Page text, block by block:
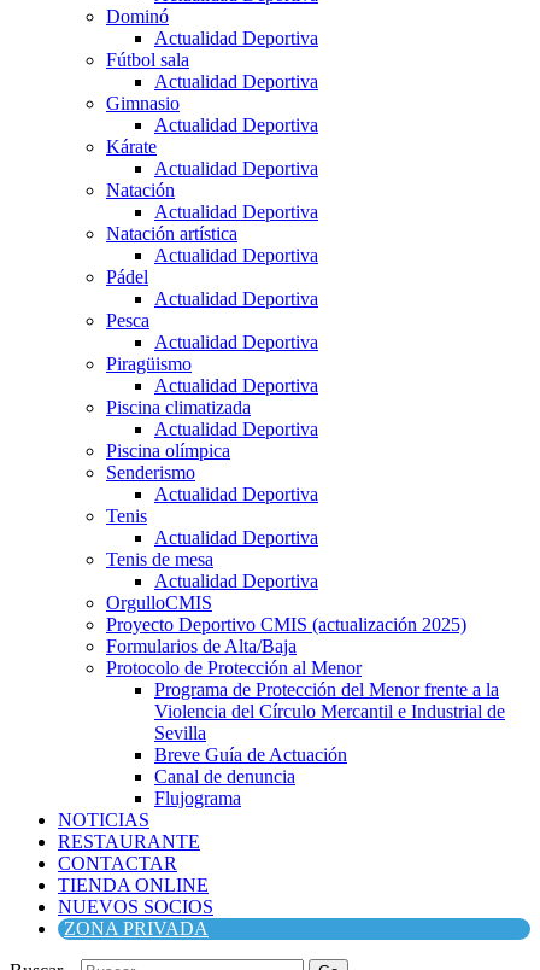
Dominó
Actualidad Deportiva
Fútbol sala
Actualidad Deportiva
Gimnasio
Actualidad Deportiva
Kárate
Actualidad Deportiva
Natación
Actualidad Deportiva
Natación artística
Actualidad Deportiva
Pádel
Actualidad Deportiva
Pesca
Actualidad Deportiva
Piragüismo
Actualidad Deportiva
Piscina climatizada
Actualidad Deportiva
Piscina olímpica
Senderismo
Actualidad Deportiva
Tenis
Actualidad Deportiva
Tenis de mesa
Actualidad Deportiva
OrgulloCMIS
Proyecto Deportivo CMIS (actualización 2025)
Formularios de Alta/Baja
Protocolo de Protección al Menor
Programa de Protección del Menor frente a la
Violencia del Círculo Mercantil e Industrial de
Sevilla
Breve Guía de Actuación
Canal de denuncia
Flujograma
NOTICIAS
RESTAURANTE
CONTACTAR
TIENDA ONLINE
NUEVOS SOCIOS
ZONA PRIVADA